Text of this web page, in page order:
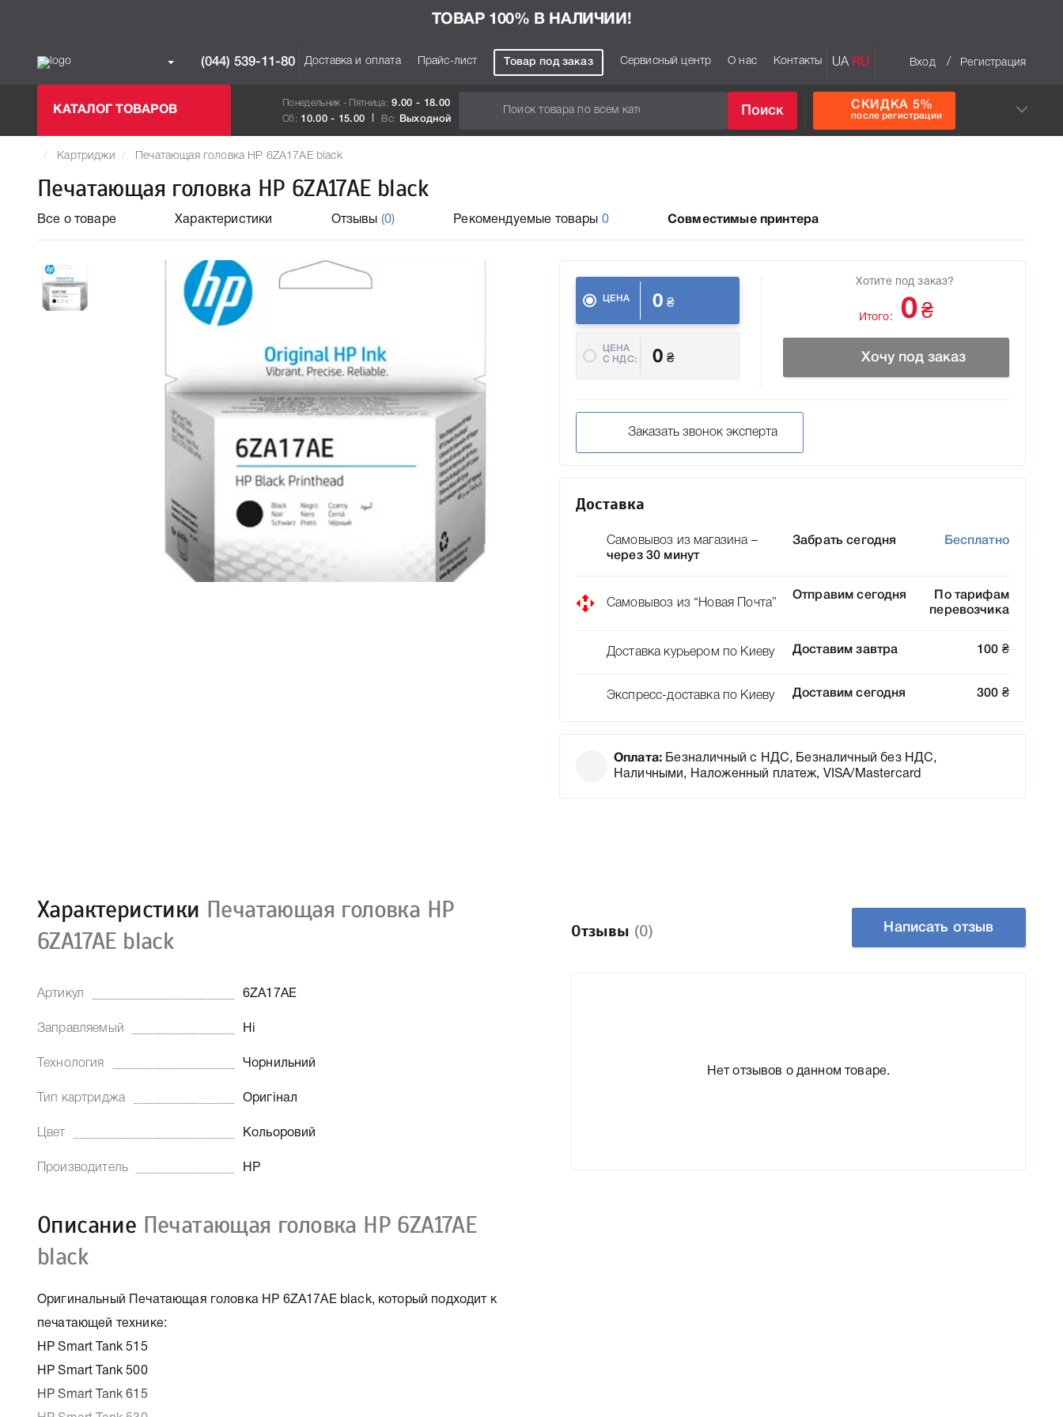
ТОВАР 100% В НАЛИЧИИ!
(044) 539-11-80 Доставка и оплата Прайс-лист Товар под заказ Сервисный центр О нас Контакты UA RU Вход / Регистрация
КАТАЛОГ ТОВАРОВ
Понедельник - Пятница: 9.00 - 18.00
Сб: 10.00 - 15.00 Вс: Выходной
Поиск СКИДКА 5%
после регистрации
Картриджи Печатающая головка HP 6ZA17AE black
Печатающая головка HP 6ZA17AE black
Все о товаре Характеристики Отзывы (0) Рекомендуемые товары 0 Совместимые принтера
ЦЕНА 0 ₴
ЦЕНА
C НДС:
0 ₴
Хотите под заказ?
Итого: 0 ₴
Хочу под заказ
Заказать звонок эксперта
Доставка
Самовывоз из магазина –
через 30 минут
Забрать сегодня Бесплатно
Самовывоз из “Новая Почта”
Отправим сегодня
По тарифам
перевозчика
Доставка курьером по Киеву Доставим завтра 100 ₴
Экспресс-доставка по Киеву Доставим сегодня 300 ₴
Оплата: Безналичный с НДС, Безналичный без НДС,
Наличными, Наложенный платеж, VISA/Mastercard
Характеристики Печатающая головка HP
6ZA17AE black
Артикул 6ZA17AE
Заправляемый Ні
Технология Чорнильний
Тип картриджа Оригінал
Цвет Кольоровий
Производитель HP
Описание Печатающая головка HP 6ZA17AE
black
Оригинальный Печатающая головка HP 6ZA17AE black, который подходит к
печатающей технике:
HP Smart Tank 515
HP Smart Tank 500
HP Smart Tank 615
Отзывы (0) Написать отзыв
Нет отзывов о данном товаре.